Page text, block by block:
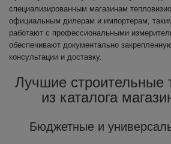
специализированным магазинам
официальным дилерам и импортерам,
работают с профессиональными
обеспечивают документально
консультации и доставку.
Лучшие строительные
из каталога
Бюджетные и